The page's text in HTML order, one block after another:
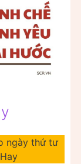
ngày thứ tư